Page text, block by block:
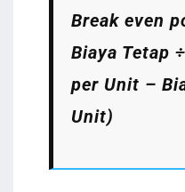
Break even
Biaya Tetap
per Unit –
Unit)